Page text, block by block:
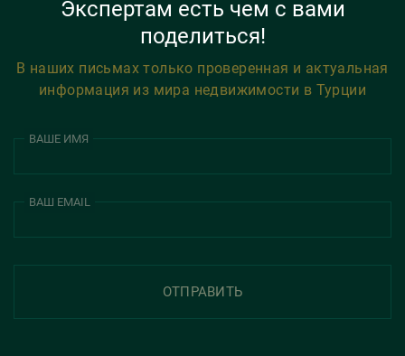
Экспертам есть чем с вами
поделиться!
В наших письмах только проверенная и актуальная
информация из мира недвижимости в Турции
ВАШЕ ИМЯ
ВАШ EMAIL
ОТПРАВИТЬ